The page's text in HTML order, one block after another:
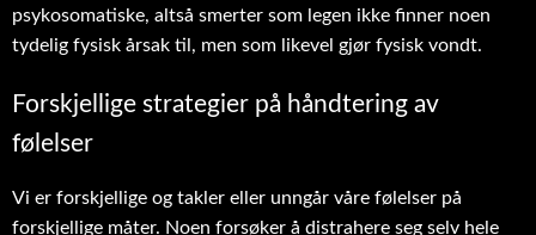
psykosomatiske, altså smerter som legen ikke finner noen
tydelig fysisk årsak til, men som likevel gjør fysisk vondt.
Forskjellige strategier på håndtering av
følelser
Vi er forskjellige og takler eller unngår våre følelser på
forskjellige måter. Noen forsøker å distrahere seg selv hele